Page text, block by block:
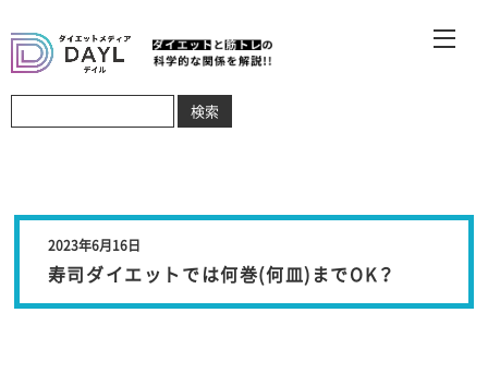
2023年6月16日
寿司ダイエットでは何巻(何皿)までOK？